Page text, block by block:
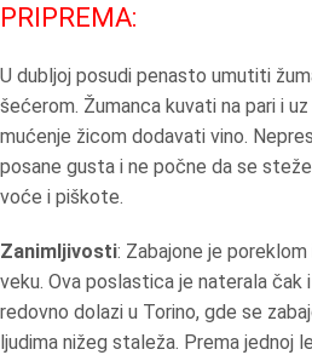
PRIPREMA:
U dubljoj posudi penasto umutiti
šećerom. Žumanca kuvati na pari i
mućenje žicom dodavati vino.
posane gusta i ne počne da se
voće i piškote.
Zanimljivosti: Zabajone je
veku. Ova poslastica je naterala čak
redovno dolazi u Torino, gde se
ljudima nižeg staleža. Prema jednoj